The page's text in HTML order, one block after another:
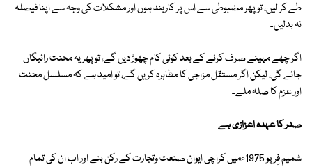
طے کر لیں، تو پھر مضبوطی سے اس پر کاربند ہوں اور مشکلات کی وجہ سے اپنا فیصلہ
نہ بدلیں۔
اگر چھے مہینے صرف کرنے کے بعد کوئی کام چھوڑ دیں گے، تو پھر یہ محنت رائیگاں
جائے گی، لیکن اگر مستقل مزاجی کا مظاہرہ کریں گے، تو امید ہے کہ مسلسل محنت
اور عزم کا صلہ ملے۔
صدر کا عہدہ اعزازی ہے
شمیم فِرپو 1975ءمیں کراچی ایوان صنعت وتجارت کے رکن بنے اور اب ان کی تمام